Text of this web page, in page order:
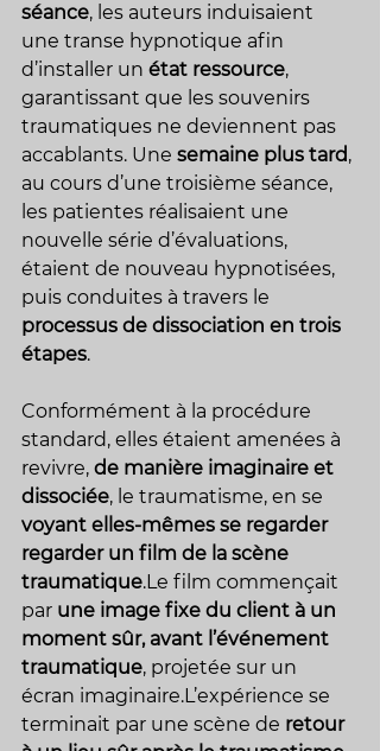
séance, les auteurs induisaient
une transe hypnotique afin
d’installer un état ressource,
garantissant que les souvenirs
traumatiques ne deviennent pas
accablants. Une semaine plus tard,
au cours d’une troisième séance,
les patientes réalisaient une
nouvelle série d’évaluations,
étaient de nouveau hypnotisées,
puis conduites à travers le
processus de dissociation en trois
étapes.
Conformément à la procédure
standard, elles étaient amenées à
revivre, de manière imaginaire et
dissociée, le traumatisme, en se
voyant elles-mêmes se regarder
regarder un film de la scène
traumatique.Le film commençait
par une image fixe du client à un
moment sûr, avant l’événement
traumatique, projetée sur un
écran imaginaire.L’expérience se
terminait par une scène de retour